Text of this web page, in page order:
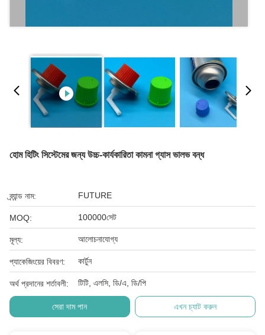
হোম হিটিং সিস্টেমের জন্য উচ্চ-কার্যকারিতা কামনা গ্যাস ভালভ বন্ধ
ব্র্যান্ড নাম: FUTURE
MOQ: 100000সেট
মূল্য: আলোচনাযোগ্য
প্যাকেজিংয়ের বিবরণ: কার্টুন
অর্থ প্রদানের শর্তাবলী: টিটি, এলসি, ডি/এ, ডি/পি
সেরা দাম পান এখন চ্যাট করুন